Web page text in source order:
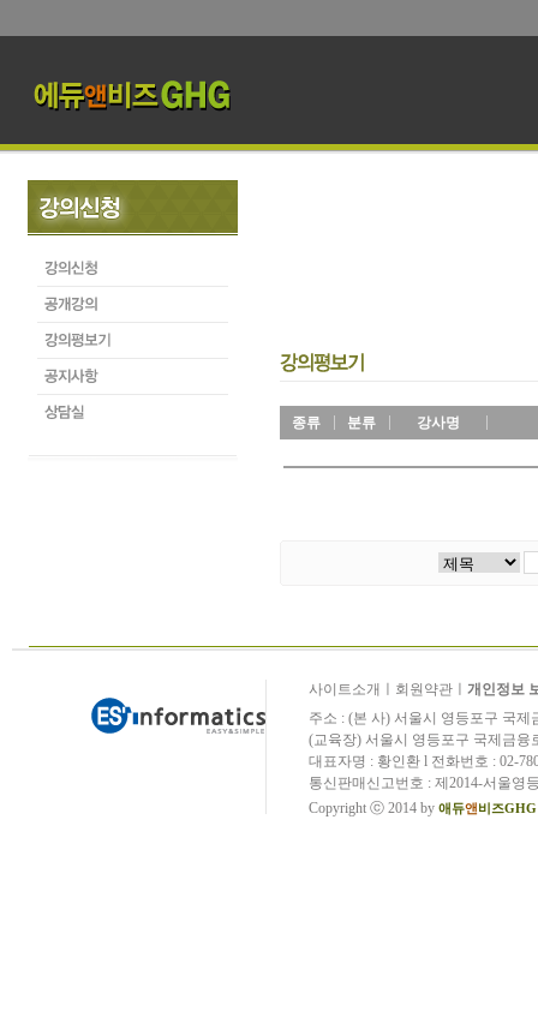
종류 분류 강사명
사이트소개 회원약관ㅣ 개인정보
주소 : (본 사) 서울시 영등포구 국제
(교육장) 서울시 영등포구 국제금융
대표자명 : 황인환 l 전화번호 : 02-
통신판매신고번호 : 제2014-서울영
Copyright ⓒ 2014 by 애듀앤비즈GHG